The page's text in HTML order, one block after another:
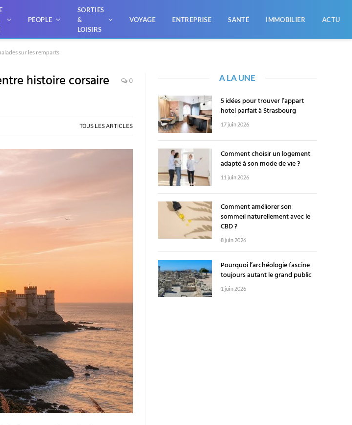
PEOPLE
SORTIES
&
LOISIRS
VOYAGE ENTREPRISE SANTÉ IMMOBILIER ACTU
sur les remparts
histoire corsaire
0
TOUS LES ARTICLES
A LA UNE
5 idées pour trouver l’appart
hotel parfait à Strasbourg
17 juin 2026
Comment choisir un logement
adapté à son mode de vie ?
11 juin 2026
Comment améliorer son
sommeil naturellement avec le
CBD ?
8 juin 2026
Pourquoi l’archéologie fascine
toujours autant le grand public
1 juin 2026